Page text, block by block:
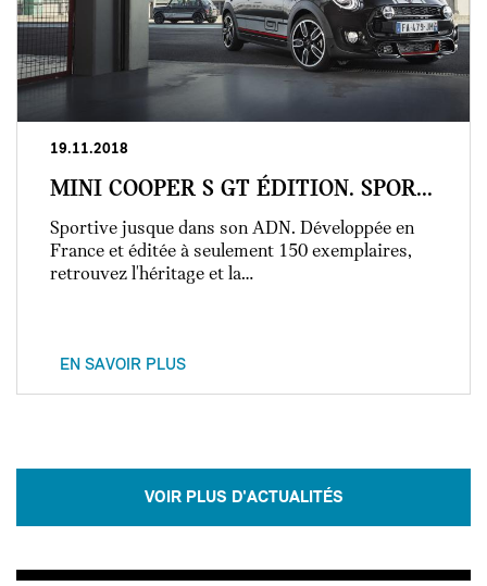
19.11.2018
MINI COOPER S GT ÉDITION. SPOR...
Sportive jusque dans son ADN. Développée en
France et éditée à seulement 150 exemplaires,
retrouvez l'héritage et la…
EN SAVOIR PLUS
VOIR PLUS D'ACTUALITÉS